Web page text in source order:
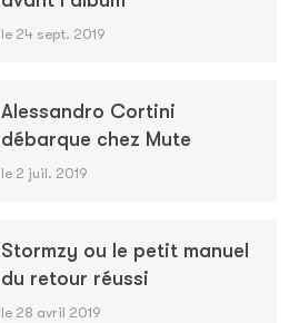
le 24 sept. 2019
Alessandro Cortini
débarque chez Mute
le 2 juil. 2019
Stormzy ou le petit manuel
du retour réussi
le 28 avril 2019